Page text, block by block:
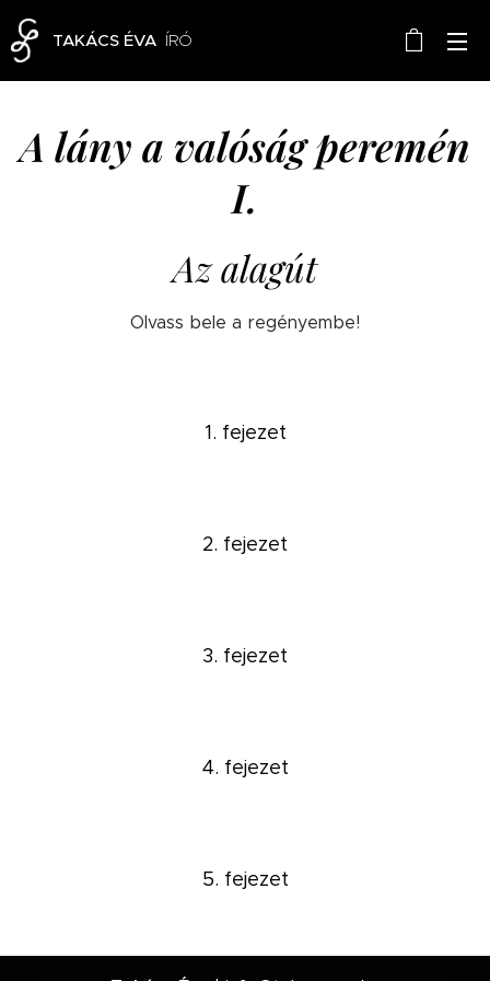
TAKÁCS ÉVA ÍRÓ
A lány a valóság peremén
I.
Az alagút
Olvass bele a regényembe!
1. fejezet
2. fejezet
3. fejezet
4. fejezet
5. fejezet